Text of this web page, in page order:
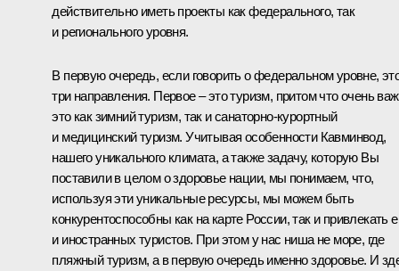
действительно иметь проекты как федерального, так
и регионального уровня.
В первую очередь, если говорить о федеральном уровне,
три направления. Первое – это туризм, притом что очень
это как зимний туризм, так и санаторно-курортный
и медицинский туризм. Учитывая особенности Кавминвод,
нашего уникального климата, а также задачу, которую Вы
поставили в целом о здоровье нации, мы понимаем, что,
используя эти уникальные ресурсы, мы можем быть
конкурентоспособны как на карте России, так и привлекать
и иностранных туристов. При этом у нас ниша не море, где
пляжный туризм, а в первую очередь именно здоровье. И